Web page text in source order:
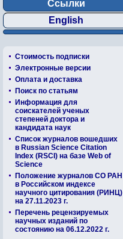
Ссылки
English
Стоимость подписки
Электронные версии
Оплата и доставка
Поиск по статьям
Информация для
соискателей ученых
степеней доктора и
кандидата наук
Список журналов вошедших
в Russian Science Citation
Index (RSCI) на базе Web of
Science
Положение журналов СО РАН
в Российском индексе
научного цитирования (РИНЦ)
на 27.11.2023 г.
Перечень рецензируемых
научных изданий по
состоянию на 06.12.2022 г.